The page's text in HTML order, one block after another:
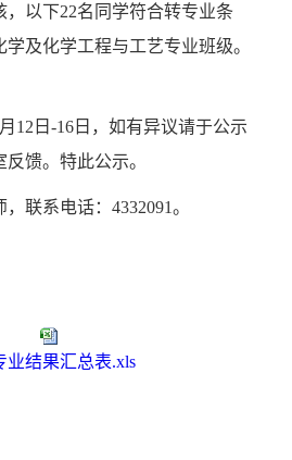
，以下22名同学符合转专业条
及化学工程与工艺专业班级。
12日-16日，如有异议请于公示
馈。特此公示。
联系电话：4332091。
业结果汇总表.xls